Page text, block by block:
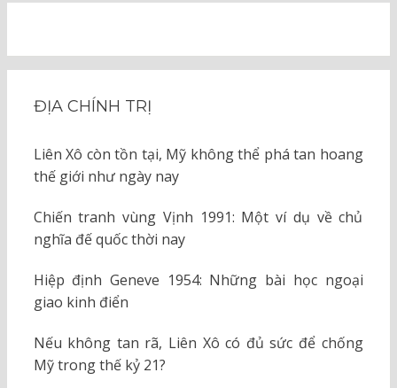
ĐỊA CHÍNH TRỊ
Liên Xô còn tồn tại, Mỹ không thể phá tan hoang
thế giới như ngày nay
Chiến tranh vùng Vịnh 1991: Một ví dụ về chủ
nghĩa đế quốc thời nay
Hiệp định Geneve 1954: Những bài học ngoại
giao kinh điển
Nếu không tan rã, Liên Xô có đủ sức để chống
Mỹ trong thế kỷ 21?